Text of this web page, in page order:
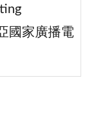
國家廣播電